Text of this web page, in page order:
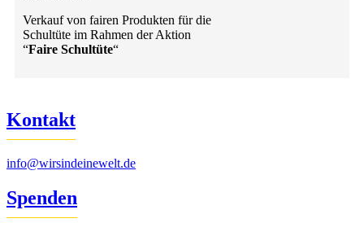
Verkauf von fairen Produkten für die
Schultüte im Rahmen der Aktion
“Faire Schultüte“
Kontakt
info@wirsindeinewelt.de
Spenden